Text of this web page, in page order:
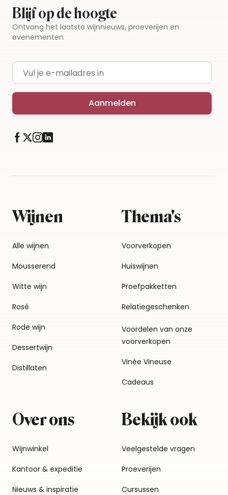
Blijf op de hoogte
Ontvang het laatste wijnnieuws, proeverijen en
evenementen
E-mailadres
Aanmelden
Wijnen
Alle wijnen
Mousserend
Witte wijn
Rosé
Rode wijn
Dessertwijn
Distillaten
Thema's
Voorverkopen
Huiswijnen
Proefpakketten
Relatiegeschenken
Voordelen van onze
voorverkopen
Vinée Vineuse
Cadeaus
Over ons
Wijnwinkel
Kantoor & expeditie
Nieuws & inspiratie
Bekijk ook
Veelgestelde vragen
Proeverijen
Cursussen